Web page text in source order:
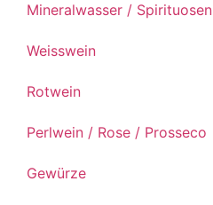
Mineralwasser / Spirituosen
Weisswein
Rotwein
Perlwein / Rose / Prosseco
Gewürze